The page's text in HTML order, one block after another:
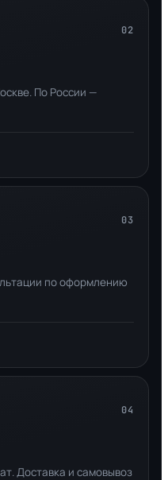
02
По России —
03
по оформлению
04
Доставка и самовывоз